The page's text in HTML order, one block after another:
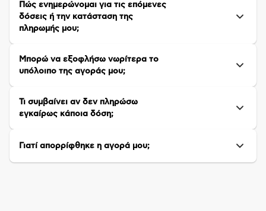
Πώς ενημερώνομαι για τις επόμενες
δόσεις ή την κατάσταση της
πληρωμής μου;
Μπορώ να εξοφλήσω νωρίτερα το
υπόλοιπο της αγοράς μου;
Τι συμβαίνει αν δεν πληρώσω
εγκαίρως κάποια δόση;
Γιατί απορρίφθηκε η αγορά μου;